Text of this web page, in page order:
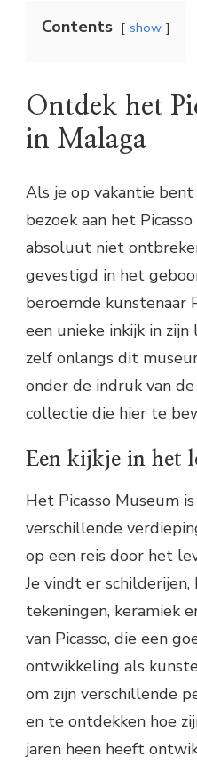
Contents show
Ontdek het
in Malaga
Als je op vakantie bent
bezoek aan het
absoluut niet
gevestigd in het
beroemde kunstenaar
een unieke inkijk in
zelf onlangs dit
onder de indruk van
collectie die hier te
Een kijkje in het
Het Picasso Museum
verschillende
op een reis door het
Je vindt er
tekeningen, keramiek
van Picasso, die een
ontwikkeling als
om zijn verschillende
en te ontdekken hoe
jaren heen heeft